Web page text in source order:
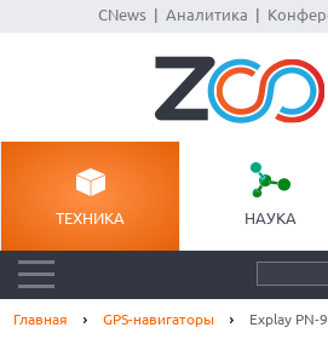
CNews| Аналитика
ТЕХНИКА НАУКА
Главная GPS-навигаторы Explay PN-